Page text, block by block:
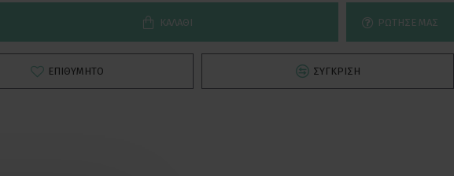
ΚΑΛΆΘΙ ΡΏΤΗΣΕ ΜΑΣ
ΕΠΙΘΥΜΗΤΌ ΣΎΓΚΡΙΣΗ